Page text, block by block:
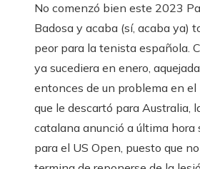
No comenzó bien este 2023
Badosa y acaba (sí, acaba ya)
peor para la tenista española.
ya sucediera en enero, aquejada
entonces de un problema en el
que le descartó para Australia,
catalana anunció a última hora
para el US Open, puesto que no